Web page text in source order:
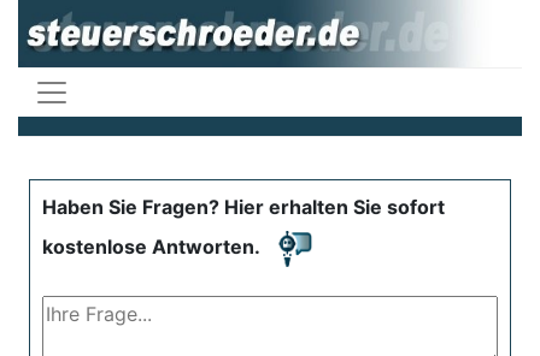
Haben Sie Fragen? Hier erhalten Sie sofort
kostenlose Antworten.